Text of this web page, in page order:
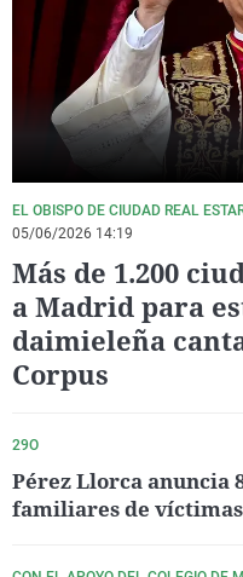
EL OBISPO DE CIUDAD REAL
05/06/2026 14:19
Más de 1.200
a Madrid para
daimieleña
Corpus
29O
Pérez Llorca anuncia
familiares de